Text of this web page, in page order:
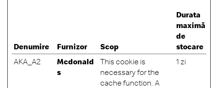
Denumire Furnizor Scop
Durata
maximă
de
stocare
AKA_A2
Mcdonald
s
This cookie is
necessary for the
cache function. A
1 zi